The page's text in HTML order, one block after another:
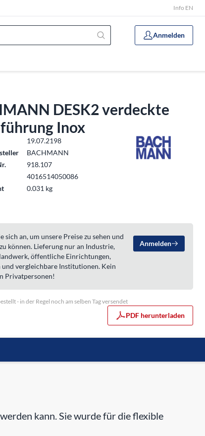
Info EN
Anmelden
DESK2 verdeckte
Inox
19.07.2198
BACHMANN
918.107
4016514050086
0.031 kg
sich an, um unsere Preise zu sehen und
können. Lieferung nur an Industrie,
öffentliche Einrichtungen,
und vergleichbare Institutionen. Kein
Privatpersonen!
Anmelden
- in der Regel noch am selben Tag versendet
PDF herunterladen
kann. Sie wurde für die flexible